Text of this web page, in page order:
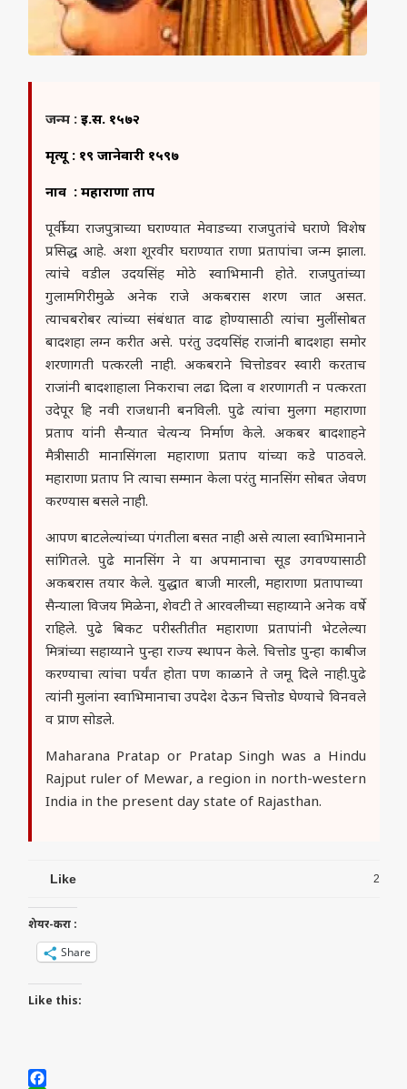
जन्म :इ.स. १५७२
मृत्यू : १९ जानेवारी १५९७
नाव : महाराणा प्रताप
पूर्वीच्या राजपुत्राच्या घराण्यात मेवाडच्या राजपुतांचे घराणे विशेष
प्रसिद्ध आहे. अशा शूरवीर घराण्यात राणा प्रतापांचा जन्म झाला.
त्यांचे वडील उदयसिंह मोठे स्वाभिमानी होते. राजपुतांच्या
गुलामगिरीमुळे अनेक राजे अकबरास शरण जात असत.
त्याचबरोबर त्यांच्या संबंधात वाढ होण्यासाठी त्यांचा मुलींसोबत
बादशहा लग्न करीत असे. परंतु उदयसिंह राजांनी बादशहा समोर
शरणागती पत्करली नाही. अकबराने चित्तोडवर स्वारी करताच
राजांनी बादशाहाला निकराचा लढा दिला व शरणागती न पत्करता
उदेपूर हि नवी राजधानी बनविली. पुढे त्यांचा मुलगा महाराणा
प्रताप यांनी सैन्यात चेत्यन्य निर्माण केले. अकबर बादशाहने
मैत्रीसाठी मानासिंगला महाराणा प्रताप यांच्या कडे पाठवले.
महाराणा प्रताप नि त्याचा सम्मान केला परंतु मानसिंग सोबत जेवण
करण्यास बसले नाही.
आपण बाटलेल्यांच्या पंगतीला बसत नाही असे त्याला स्वाभिमानाने
सांगितले. पुढे मानसिंग ने या अपमानाचा सूड उगवण्यासाठी
अकबरास तयार केले. युद्धात बाजी मारली, महाराणा प्रतापाच्या
सैन्याला विजय मिळेना, शेवटी ते आरवलीच्या सहाय्याने अनेक वर्षे
राहिले. पुढे बिकट परीस्तीतीत महाराणा प्रतापांनी भेटलेल्या
मित्रांच्या सहाय्याने पुन्हा राज्य स्थापन केले. चित्तोड पुन्हा काबीज
करण्याचा त्यांचा पर्यंत होता पण काळाने ते जमू दिले नाही.पुढे
त्यांनी मुलांना स्वाभिमानाचा उपदेश देऊन चित्तोड घेण्याचे विनवले
व प्राण सोडले.
Maharana Pratap or Pratap Singh was a Hindu
Rajput ruler of Mewar, a region in north-western
India in the present day state of Rajasthan.
Like 2
शेयर-करा :
Share
Like this: